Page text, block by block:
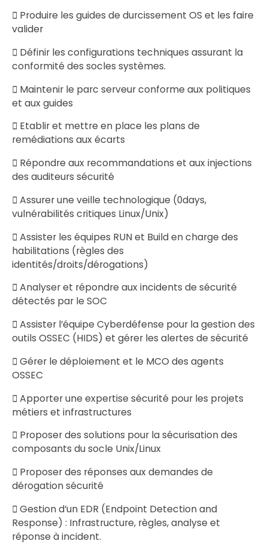
 Produire les guides de durcissement OS et les faire
valider
 Définir les configurations techniques assurant la
conformité des socles systèmes.
 Maintenir le parc serveur conforme aux politiques
et aux guides
 Etablir et mettre en place les plans de
remédiations aux écarts
 Répondre aux recommandations et aux injections
des auditeurs sécurité
 Assurer une veille technologique (0days,
vulnérabilités critiques Linux/Unix)
 Assister les équipes RUN et Build en charge des
habilitations (règles des
identités/droits/dérogations)
 Analyser et répondre aux incidents de sécurité
détectés par le SOC
 Assister l’équipe Cyberdéfense pour la gestion des
outils OSSEC (HIDS) et gérer les alertes de sécurité
 Gérer le déploiement et le MCO des agents
OSSEC
 Apporter une expertise sécurité pour les projets
métiers et infrastructures
 Proposer des solutions pour la sécurisation des
composants du socle Unix/Linux
 Proposer des réponses aux demandes de
dérogation sécurité
 Gestion d’un EDR (Endpoint Detection and
Response) : Infrastructure, règles, analyse et
réponse à incident.